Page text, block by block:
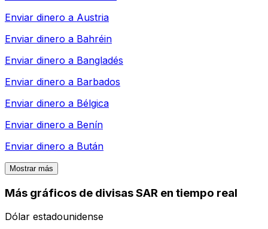
Enviar dinero a Austria
Enviar dinero a Bahréin
Enviar dinero a Bangladés
Enviar dinero a Barbados
Enviar dinero a Bélgica
Enviar dinero a Benín
Enviar dinero a Bután
Mostrar más
Más gráficos de divisas SAR en tiempo real
Dólar estadounidense